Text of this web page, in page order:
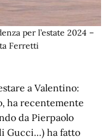
per l’estate 2024 –
Ferretti
a Valentino:
ha recentemente
da Pierpaolo
Gucci…) ha fatto